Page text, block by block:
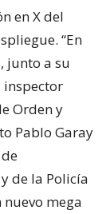
en X del
“En
junto a su
inspector
Orden y
Pablo Garay
de la Policía
mega